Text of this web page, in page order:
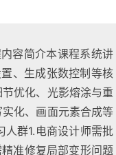
容简介本课程系统讲
、生成张数控制等核
优化、光影熔涂与重
化、画面元素合成等
群1.电商设计师需批
准修复局部变形问题